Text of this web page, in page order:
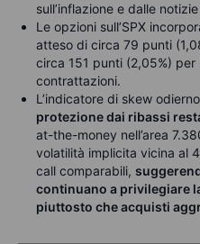
sull’inflazione e dalle
Le opzioni sull’SPX
atteso di circa 79 punti
circa 151 punti (2,05%) per
contrattazioni.
L’indicatore di skew
protezione dai ribassi
at-the-money nell’area
volatilità implicita vicina al
call comparabili,
continuano a privilegiare
piuttosto che acquisti